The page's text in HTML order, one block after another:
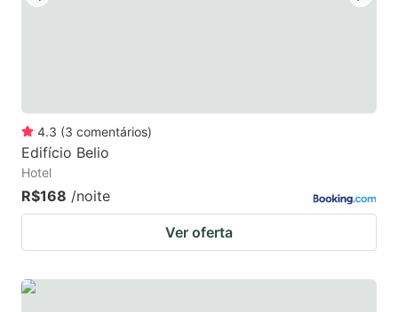
4.3 (3 comentários)
Edifício Belio
Hotel
R$168 /noite
Ver oferta